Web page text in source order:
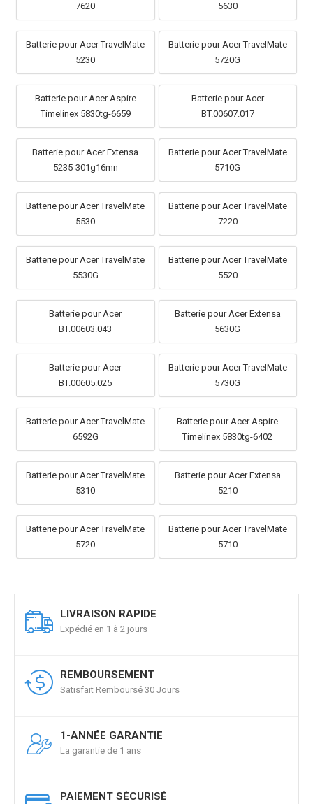
7620
5630
Batterie pour Acer TravelMate
5230
Batterie pour Acer TravelMate
5720G
Batterie pour Acer Aspire
Timelinex 5830tg-6659
Batterie pour Acer
BT.00607.017
Batterie pour Acer Extensa
5235-301g16mn
Batterie pour Acer TravelMate
5710G
Batterie pour Acer TravelMate
5530
Batterie pour Acer TravelMate
7220
Batterie pour Acer TravelMate
5530G
Batterie pour Acer TravelMate
5520
Batterie pour Acer
BT.00603.043
Batterie pour Acer Extensa
5630G
Batterie pour Acer
BT.00605.025
Batterie pour Acer TravelMate
5730G
Batterie pour Acer TravelMate
6592G
Batterie pour Acer Aspire
Timelinex 5830tg-6402
Batterie pour Acer TravelMate
5310
Batterie pour Acer Extensa
5210
Batterie pour Acer TravelMate
5720
Batterie pour Acer TravelMate
5710
LIVRAISON RAPIDE
Expédié en 1 à 2 jours
REMBOURSEMENT
Satisfait Remboursé 30 Jours
1-ANNÉE GARANTIE
La garantie de 1 ans
PAIEMENT SÉCURISÉ